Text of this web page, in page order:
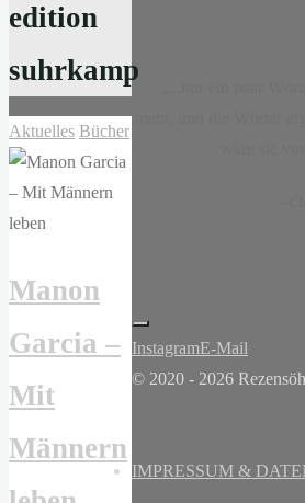
edition
suhrkamp
Aktuelles Bücher
Manon
Garcia –
Mit
Männern
InstagramE-Mail
© 2020 - 2026
IMPRESSUM &